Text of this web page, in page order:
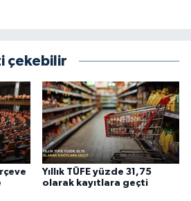
çekebilir
Yıllık TÜFE yüzde 31,75
olarak kayıtlara geçti